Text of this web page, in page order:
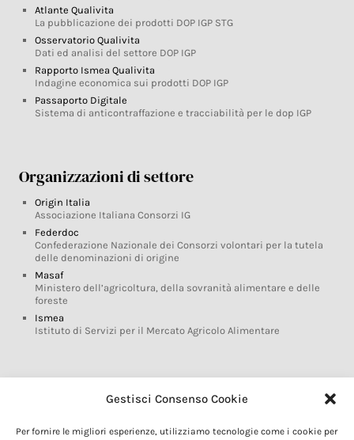
Gestisci Consenso Cookie
Per fornire le migliori esperienze, utilizziamo tecnologie come i cookie per
Atlante Qualivita
La pubblicazione dei prodotti DOP IGP STG
Osservatorio Qualivita
Dati ed analisi del settore DOP IGP
Rapporto Ismea Qualivita
Indagine economica sui prodotti DOP IGP
Passaporto Digitale
Sistema di anticontraffazione e tracciabilità per le dop IGP
Organizzazioni di settore
Origin Italia
Associazione Italiana Consorzi IG
Federdoc
Confederazione Nazionale dei Consorzi volontari per la tutela
delle denominazioni di origine
Masaf
Ministero dell’agricoltura, della sovranità alimentare e delle
foreste
Ismea
Istituto di Servizi per il Mercato Agricolo Alimentare
Glossario DOP IGP
Marchi DOP IGP